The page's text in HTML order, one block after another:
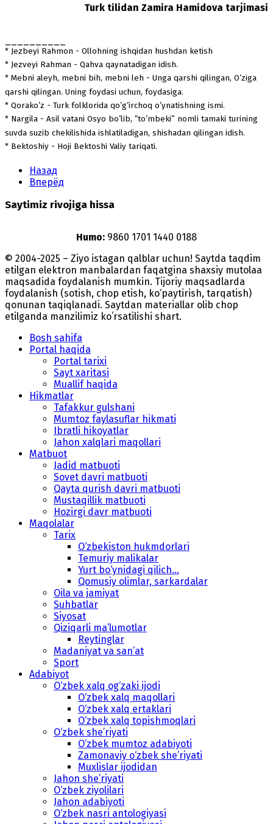
Turk tilidan Zamira Hamidova tarjimasi
* Jezbeyi Rahmon - Ollohning ishqidan hushdan ketish
* Jezveyi Rahman - Qahva qaynatadigan idish.
* Mebni aleyh, mebni bih, mebni leh - Unga qarshi qilingan, O’ziga
qarshi qilingan. Uning foydasi uchun, foydasiga.
* Qorako’z - Turk folklorida qo’g’irchoq o’ynatishning ismi.
* Nargila - Asil vatani Osyo bo’lib, “to’mbeki” nomli tamaki turining
suvda suzib chekilishida ishlatiladigan, shishadan qilingan idish.
* Bektoshiy - Hoji Bektoshi Valiy tariqati.
Назад
Вперёд
Saytimiz rivojiga hissa
Humo: 9860 1701 1440 0188
© 2004-2025 – Ziyo istagan qalblar uchun! Saytda taqdim
etilgan elektron manbalardan faqatgina shaxsiy mutolaa
maqsadida foydalanish mumkin. Tijoriy maqsadlarda
foydalanish (sotish, chop etish, ko‘paytirish, tarqatish)
qonunan taqiqlanadi. Saytdan materiallar olib chop
etilganda manzilimiz koʻrsatilishi shart.
Bosh sahifa
Portal haqida
Portal tarixi
Sayt xaritasi
Muallif haqida
Hikmatlar
Tafakkur gulshani
Mumtoz faylasuflar hikmati
Ibratli hikoyatlar
Jahon xalqlari maqollari
Matbuot
Jadid matbuoti
Sovet davri matbuoti
Qayta qurish davri matbuoti
Mustaqillik matbuoti
Hozirgi davr matbuoti
Maqolalar
Tarix
O‘zbekiston hukmdorlari
Temuriy malikalar
Yurt bo‘ynidagi qilich...
Qomusiy olimlar, sarkardalar
Oila va jamiyat
Suhbatlar
Siyosat
Qiziqarli ma’lumotlar
Reytinglar
Madaniyat va san’at
Sport
Adabiyot
O‘zbek xalq og‘zaki ijodi
O‘zbek xalq maqollari
O‘zbek xalq ertaklari
O‘zbek xalq topishmoqlari
O‘zbek she’riyati
O‘zbek mumtoz adabiyoti
Zamonaviy o‘zbek she’riyati
Muxlislar ijodidan
Jahon she’riyati
O‘zbek ziyolilari
Jahon adabiyoti
O‘zbek nasri antologiyasi